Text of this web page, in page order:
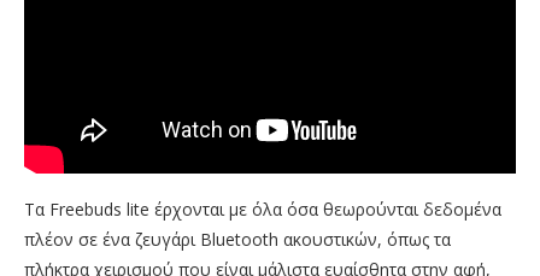
Τα Freebuds lite έρχονται με όλα όσα θεωρούνται δεδομένα
πλέον σε ένα ζευγάρι Bluetooth ακουστικών, όπως τα
πλήκτρα χειρισμού που είναι μάλιστα ευαίσθητα στην αφή,